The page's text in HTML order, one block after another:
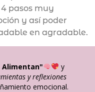
pasos muy
y así poder
en agradable.
Alimentan"
y
y reflexiones
emocional.